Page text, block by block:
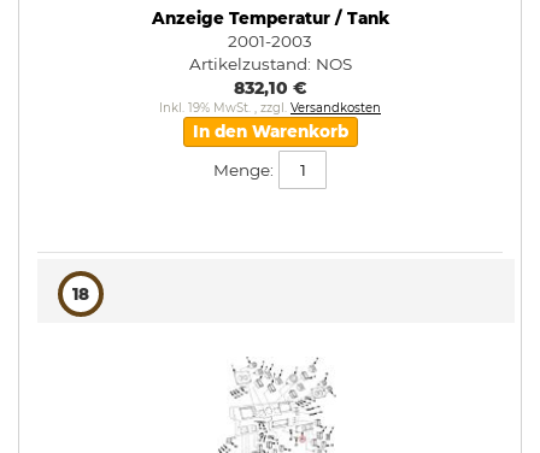
Anzeige Temperatur / Tank
2001-2003
Artikelzustand: NOS
832,10 €
Inkl. 19% MwSt. , zzgl. Versandkosten
In den Warenkorb
Menge:
18